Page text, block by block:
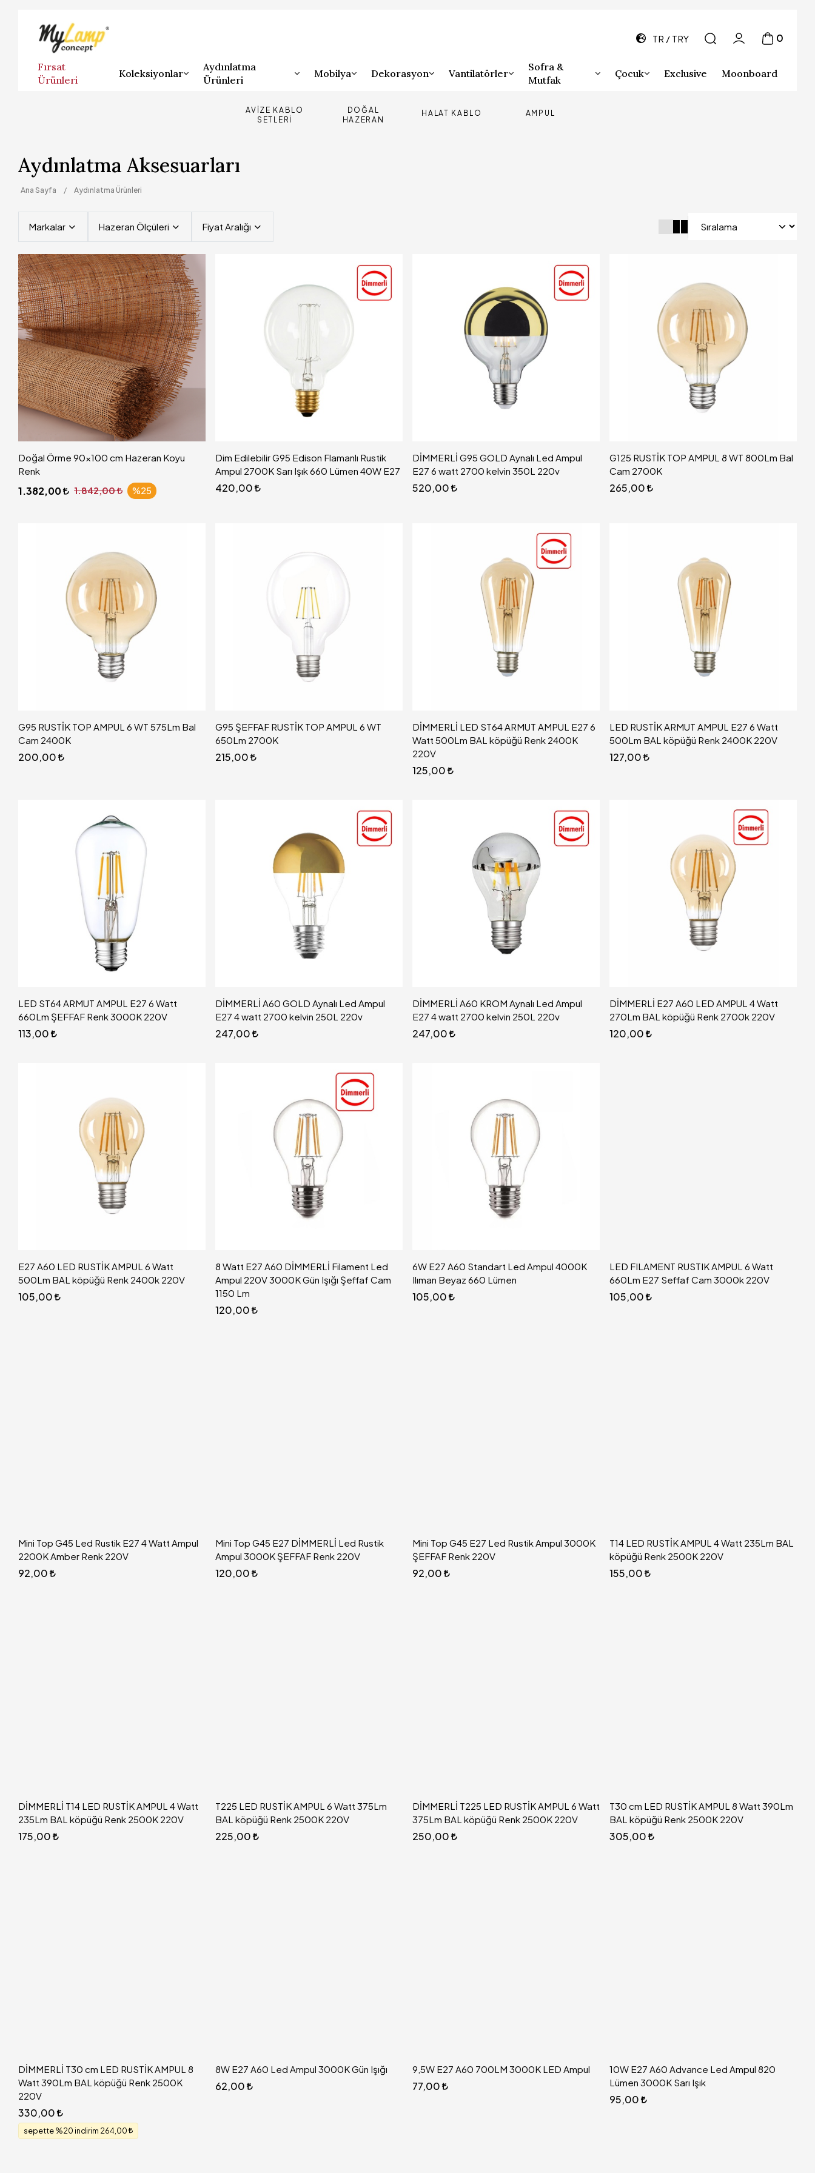
Fırsat
Ürünleri
Koleksiyonlar
Aydınlatma
Ürünleri
Mobilya Dekorasyon Vantilatörler
Sofra &
Mutfak
Çocuk Exclusive Moonboard
TR TRY 0
AVIZE KABLO
SETLERI
DOĞAL
HAZERAN
HALAT KABLO AMPUL
Aydınlatma Aksesuarları
Ana Sayfa Aydınlatma Ürünleri
Markalar Hazeran Ölçüleri Fiyat Aralığı
Doğal Örme 90x100 cm Hazeran Koyu
Renk
1.382,00 1.842,00 %25
Dim Edilebilir G95 Edison Flamanlı Rustik
Ampul 2700K Sarı Işık 660 Lümen 40W E27
420,00
DİMMERLİ G95 GOLD Aynalı Led Ampul
E27 6 watt 2700 kelvin 350L 220v
520,00
G125 RUSTİK TOP AMPUL 8 WT 800Lm Bal
Cam 2700K
265,00
G95 RUSTİK TOP AMPUL 6 WT 575Lm Bal
Cam 2400K
200,00
G95 ŞEFFAF RUSTİK TOP AMPUL 6 WT
650Lm 2700K
215,00
DİMMERLİ LED ST64 ARMUT AMPUL E27 6
Watt 500Lm BAL köpüğü Renk 2400K
220V
125,00
LED RUSTİK ARMUT AMPUL E27 6 Watt
500Lm BAL köpüğü Renk 2400K 220V
127,00
LED ST64 ARMUT AMPUL E27 6 Watt
660Lm ŞEFFAF Renk 3000K 220V
113,00
DİMMERLİ A60 GOLD Aynalı Led Ampul
E27 4 watt 2700 kelvin 250L 220v
247,00
DİMMERLİ A60 KROM Aynalı Led Ampul
E27 4 watt 2700 kelvin 250L 220v
247,00
DİMMERLİ E27 A60 LED AMPUL 4 Watt
270Lm BAL köpüğü Renk 2700k 220V
120,00
E27 A60 LED RUSTİK AMPUL 6 Watt
500Lm BAL köpüğü Renk 2400k 220V
105,00
8 Watt E27 A60 DİMMERLİ Filament Led
Ampul 220V 3000K Gün Işığı Şeffaf Cam
1150 Lm
120,00
6W E27 A60 Standart Led Ampul 4000K
Ilıman Beyaz 660 Lümen
105,00
LED FILAMENT RUSTIK AMPUL 6 Watt
660Lm E27 Seffaf Cam 3000k 220V
105,00
Mini Top G45 Led Rustik E27 4 Watt Ampul
2200K Amber Renk 220V
92,00
Mini Top G45 E27 DİMMERLİ Led Rustik
Ampul 3000K ŞEFFAF Renk 220V
120,00
Mini Top G45 E27 Led Rustik Ampul 3000K
ŞEFFAF Renk 220V
92,00
T14 LED RUSTİK AMPUL 4 Watt 235Lm BAL
köpüğü Renk 2500K 220V
155,00
DİMMERLİ T14 LED RUSTİK AMPUL 4 Watt
235Lm BAL köpüğü Renk 2500K 220V
175,00
T225 LED RUSTİK AMPUL 6 Watt 375Lm
BAL köpüğü Renk 2500K 220V
225,00
DİMMERLİ T225 LED RUSTİK AMPUL 6 Watt
375Lm BAL köpüğü Renk 2500K 220V
250,00
T30 cm LED RUSTİK AMPUL 8 Watt 390Lm
BAL köpüğü Renk 2500K 220V
305,00
DİMMERLİ T30 cm LED RUSTİK AMPUL 8
Watt 390Lm BAL köpüğü Renk 2500K
220V
330,00
sepette %20 indirim 264,00
8W E27 A60 Led Ampul 3000K Gün Işığı
62,00
9,5W E27 A60 700LM 3000K LED Ampul
77,00
10W E27 A60 Advance Led Ampul 820
Lümen 3000K Sarı Işık
95,00